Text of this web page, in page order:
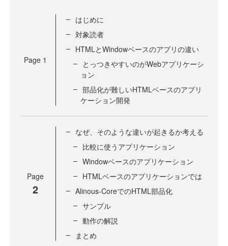
Page 1
はじめに
対象読者
HTMLとWindowベースのアプリの違い
とっつきやすいのがWebアプリケーシ
ョン
部品化が難しいHTMLベースのアプリ
ケーション開発
Page
2
なぜ、そのような違いが起きるか考える
比較に使うアプリケーション
Windowベースのアプリケーション
HTMLベースのアプリケーションでは
Alinous-CoreでのHTML部品化
サンプル
動作の解説
まとめ